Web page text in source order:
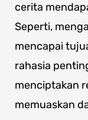
cerita
Seperti,
mencapai
rahasia
menciptakan
memuaskan